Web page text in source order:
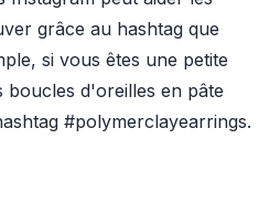
grâce au hashtag que
si vous êtes une petite
boucles d'oreilles en pâte
#polymerclayearrings.